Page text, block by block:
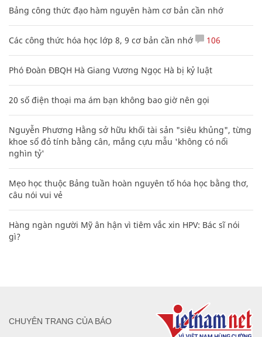
Bảng công thức đạo hàm nguyên hàm cơ bản cần nhớ
Các công thức hóa học lớp 8, 9 cơ bản cần nhớ 106
Phó Đoàn ĐBQH Hà Giang Vương Ngọc Hà bị kỷ luật
20 số điện thoại ma ám bạn không bao giờ nên gọi
Nguyễn Phương Hằng sở hữu khối tài sản "siêu khủng", từng
khoe sổ đỏ tính bằng cân, mắng cựu mẫu 'không có nổi
nghìn tỷ'
Mẹo học thuộc Bảng tuần hoàn nguyên tố hóa học bằng thơ,
câu nói vui vẻ
Hàng ngàn người Mỹ ân hận vì tiêm vắc xin HPV: Bác sĩ nói
gì?
CHUYÊN TRANG CỦA BÁO